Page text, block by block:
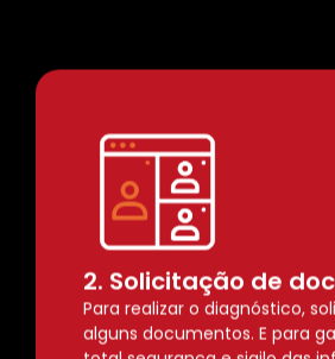
2. Solicitação de
Para realizar o diagnóstico,
alguns documentos. E para
total segurança e sigilo das